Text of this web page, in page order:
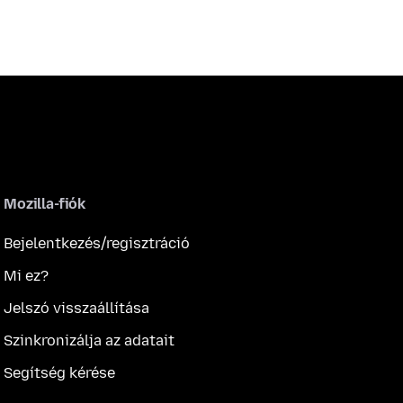
Mozilla-fiók
Bejelentkezés/regisztráció
Mi ez?
Jelszó visszaállítása
Szinkronizálja az adatait
Segítség kérése